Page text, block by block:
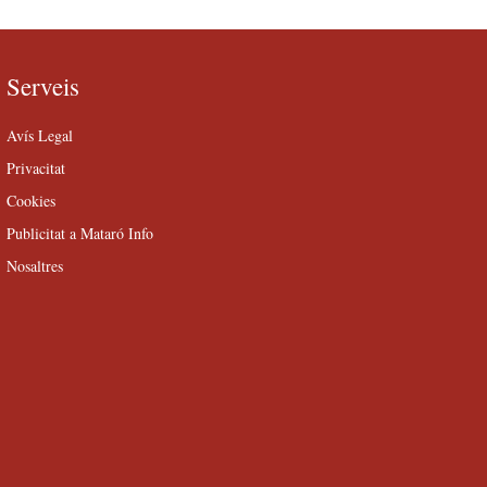
Serveis
Avís Legal
Privacitat
Cookies
Publicitat a Mataró Info
Nosaltres